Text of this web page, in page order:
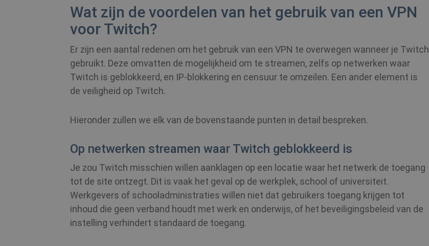
Wat zijn de voordelen van het gebruik van een VPN
voor Twitch?
Er zijn een aantal redenen om het gebruik van een VPN te overwegen wanneer je Twitch
gebruikt. Deze omvatten de mogelijkheid om te streamen, zelfs op netwerken waar
Twitch is geblokkeerd, en IP-blokkering en censuur te omzeilen. Een ander element is
de veiligheid op Twitch.
Hieronder zullen we elk van de bovenstaande punten in detail bespreken.
Op netwerken streamen waar Twitch geblokkeerd is
Je zou Twitch misschien willen aanklagen op een locatie waar het netwerk de toegang
tot de site ontzegt. Dit is vaak het geval op de werkplek, school of universiteit.
Werkgevers of schooladministraties willen niet dat gebruikers toegang krijgen tot
inhoud die geen verband houdt met werk en onderwijs, of het beveiligingsbeleid van de
instelling verhindert standaard de toegang.